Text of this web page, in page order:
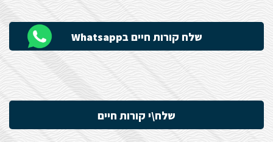
שלח קורות חיים בWhatsapp
שלח\י קורות חיים